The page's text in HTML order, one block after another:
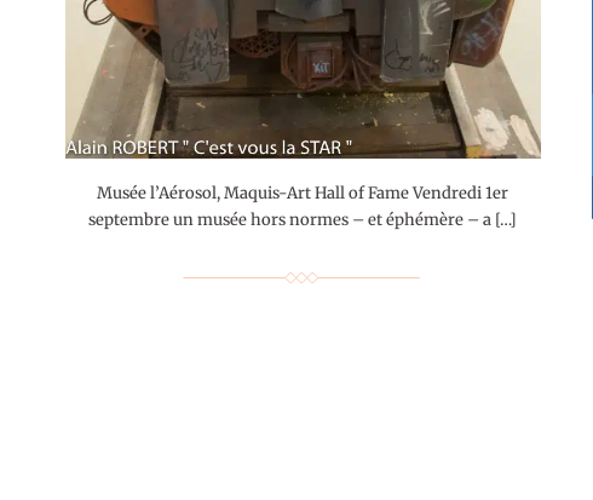
Musée l’Aérosol, Maquis-Art Hall of Fame Vendredi 1er
septembre un musée hors normes – et éphémère – a […]